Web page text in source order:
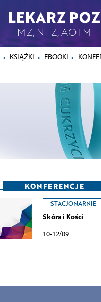
LEKARZ POZ
MZ, NFZ, AOTM
KSIĄŻKI EBOOKI
KONFERENCJE
STACJONARNIE
Skóra i Kości
10-12/09